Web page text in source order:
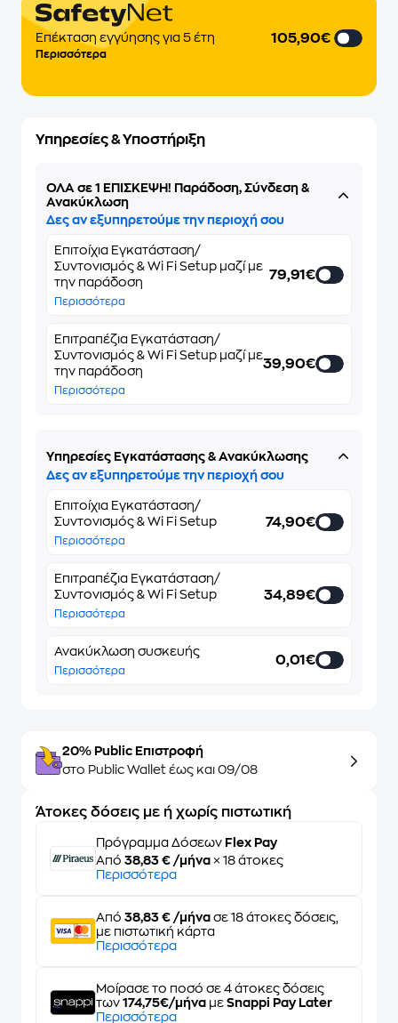
Eπέκταση εγγύησης για 5 έτη
Περισσότερα
105,90€
Υπηρεσίες & Υποστήριξη
ΌΛΑ σε 1 ΕΠΙΣΚΕΨΗ! Παράδοση, Σύνδεση &
Ανακύκλωση
Δες αν εξυπηρετούμε την περιοχή σου
Επιτοίχια Εγκατάσταση/
Συντονισμός & Wi Fi Setup μαζί με
την παράδοση
Περισσότερα
79,91€
Επιτραπέζια Εγκατάσταση/
Συντονισμός & Wi Fi Setup μαζί με
την παράδοση
Περισσότερα
39,90€
Υπηρεσίες Εγκατάστασης & Ανακύκλωσης
Δες αν εξυπηρετούμε την περιοχή σου
Επιτοίχια Εγκατάσταση/
Συντονισμός & Wi Fi Setup
Περισσότερα
74,90€
Επιτραπέζια Εγκατάσταση/
Συντονισμός & Wi Fi Setup
Περισσότερα
34,89€
Ανακύκλωση συσκευής
Περισσότερα
0,01€
20% Public Επιστροφή
στο Public Wallet έως και 09/08
Άτοκες δόσεις με ή χωρίς πιστωτική
Πρόγραμμα Δόσεων Flex Pay
Από 38,83 € /μήνα × 18 άτοκες
Περισσότερα
Από 38,83 € /μήνα σε 18 άτοκες δόσεις,
με πιστωτική κάρτα
Περισσότερα
Μοίρασε το ποσό σε 4 άτοκες δόσεις
των 174,75€/μήνα με Snappi Pay Later
Περισσότερα